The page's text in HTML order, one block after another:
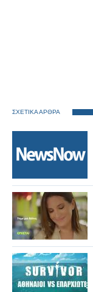
ΣΧΕΤΙΚΑ ΑΡΘΡΑ